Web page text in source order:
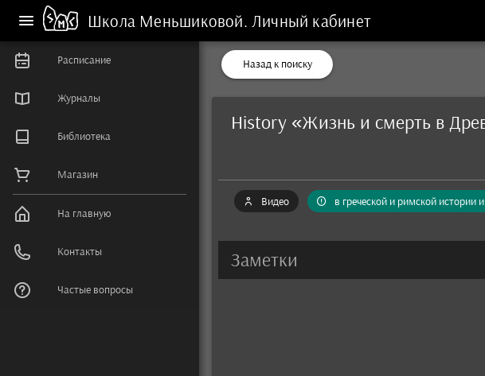
Школа Меньшиковой. Личный кабинет
Расписание
Журналы
Библиотека
Магазин
На главную
Контакты
Частые вопросы
Назад к поиску
History «Жизнь и смерть в
Видео в греческой и римской истории
Заметки